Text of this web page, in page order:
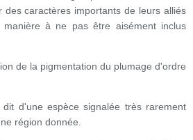
des caractères importants de leurs alliés
à ne pas être aisément inclus
de la pigmentation du plumage d'ordre
dit d'une espèce signalée très rarement
région donnée.